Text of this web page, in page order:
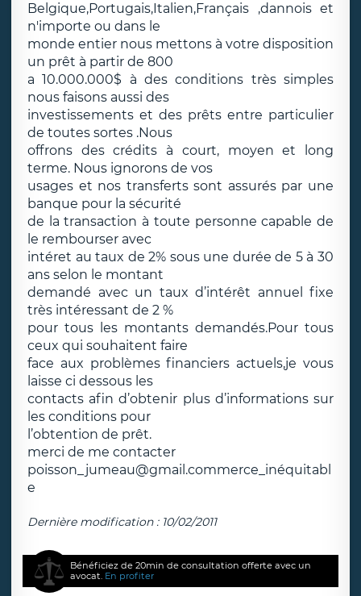
Belgique,Portugais,Italien,Français ,dannois et
n'importe ou dans le
monde entier nous mettons à votre disposition
un prêt à partir de 800
a 10.000.000$ à des conditions très simples
nous faisons aussi des
investissements et des prêts entre particulier
de toutes sortes .Nous
offrons des crédits à court, moyen et long
terme. Nous ignorons de vos
usages et nos transferts sont assurés par une
banque pour la sécurité
de la transaction à toute personne capable de
le rembourser avec
intéret au taux de 2% sous une durée de 5 à 30
ans selon le montant
demandé avec un taux d’intérêt annuel fixe
très intéressant de 2 %
pour tous les montants demandés.Pour tous
ceux qui souhaitent faire
face aux problèmes financiers actuels,je vous
laisse ci dessous les
contacts afin d’obtenir plus d’informations sur
les conditions pour
l’obtention de prêt.
merci de me contacter
poisson_jumeau@gmail.commerce_inéquitabl
e
Dernière modification : 10/02/2011
Bénéficiez de 20min de consultation offerte avec un
avocat. En profiter